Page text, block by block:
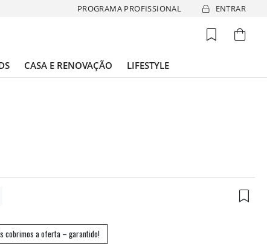
PROGRAMA PROFISSIONAL ENTRAR
CASA E RENOVAÇÃO LIFESTYLE
cobrimos a oferta – garantido!